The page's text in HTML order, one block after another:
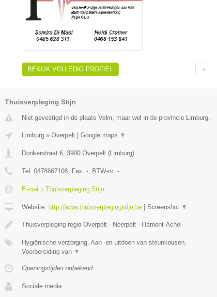
BEKIJK VOLLEDIG PROFIEL
Thuisverpleging Stijn
Niet gevestigd in de plaats Velm, maar wel in de provincie Limburg.
Limburg » Overpelt Google maps ▼
Donkerstraat 6, 3900 Overpelt (Limburg)
Tel: 0478667108, Fax: -, BTW-nr: -
E-mail › Thuisverpleging Stijn
Website: http://www.thuisverplegingstijn.be Screenshot ▼
Thuisverpleging regio Overpelt - Neerpelt - Hamont-Achel
Hygiënische verzorging, Aan -en uitdoen van steunkousen,
Voorbereiding van ▼
Openingstijden onbekend
Sociale media: